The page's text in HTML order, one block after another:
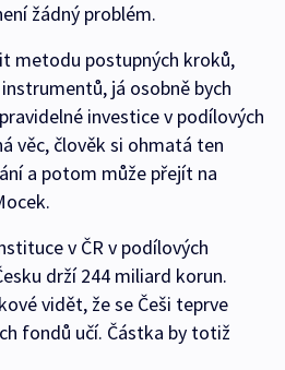
žádný problém.
metodu postupných kroků,
já osobně bych
investice v podílových
věc, člověk si ohmatá ten
a potom může přejít na
v ČR v podílových
drží 244 miliard korun.
vidět, že se Češi teprve
fondů učí. Částka by totiž